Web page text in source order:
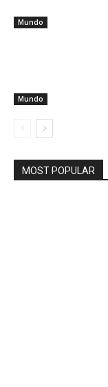
Mundo
Mundo
MOST POPULAR